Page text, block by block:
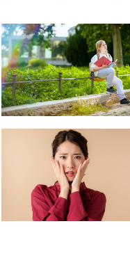
#葛藤
#嫌悪感
#強迫性障害
#日内変動
#芸能人
#見分けポイント
#真面目さ
#価値観
#落ち込み